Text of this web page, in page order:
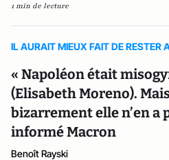
1 min de lecture
IL AURAIT MIEUX FAIT DE RESTER
« Napoléon était
(Elisabeth Moreno).
bizarrement elle n’en a
informé Macron
Benoît Rayski